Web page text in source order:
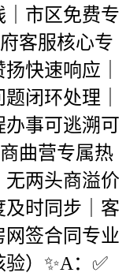
市区免费专
客服核心专
快速响应｜
闭环处理｜
事可逃溯可
曲营专属热
两头商溢价
时同步｜客
签合同专业
）✨A：✅